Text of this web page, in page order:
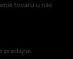
tovaru u nás
predajne.